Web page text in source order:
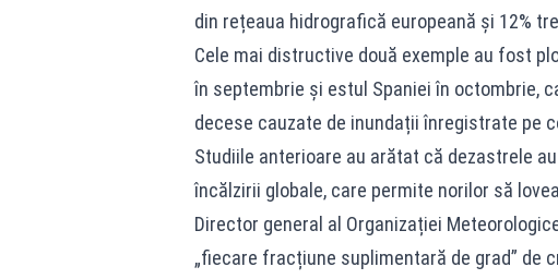
din rețeaua hidrografică europeană și 12%
Cele mai distructive două exemple au fost
în septembrie și estul Spaniei în octombrie,
decese cauzate de inundații înregistrate pe
Studiile anterioare au arătat că dezastrele
încălzirii globale, care permite norilor să
Director general al Organizației
„fiecare fracțiune suplimentară de grad” de